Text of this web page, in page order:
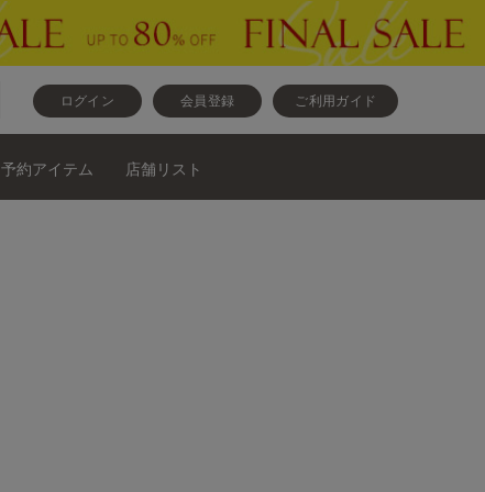
ログイン 会員登録 ご利用ガイド
予約アイテム 店舗リスト